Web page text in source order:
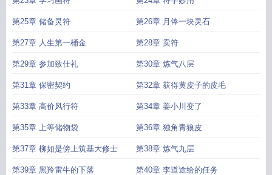
第25章 储备灵符 第26章 月俸一块灵石
第27章 人生第一桶金 第28章 卖符
第29章 参加致仕礼 第30章 炼气八层
第31章 保密契约 第32章 获得黄皮子的皮毛
第33章 高价风行符 第34章 姜小川变了
第35章 上等储物袋 第36章 独角青狼皮
第37章 柳如是傍上筑基大修士 第38章 炼气九层
第39章 黑羚雷牛的下落 第40章 李道途给的任务